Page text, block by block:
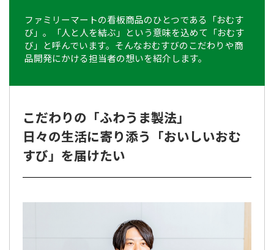
ファミリーマートの看板商品のひとつである「おむす
び」。「人と人を結ぶ」という意味を込めて「おむす
び」と呼んでいます。そんなおむすびのこだわりや商
品開発にかける担当者の想いを紹介します。
こだわりの「ふわうま製法」
日々の生活に寄り添う「おいしいおむ
すび」を届けたい